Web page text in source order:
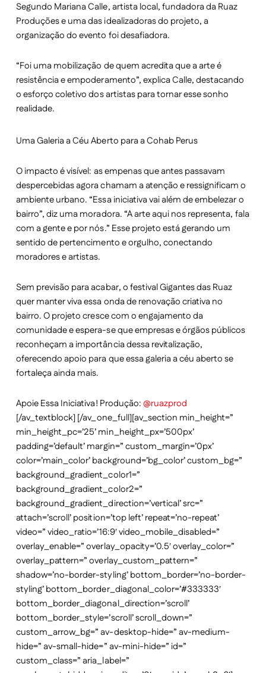
Segundo Mariana Calle, artista local, fundadora da Ruaz
Produções e uma das idealizadoras do projeto, a
organização do evento foi desafiadora.
“Foi uma mobilização de quem acredita que a arte é
resistência e empoderamento”, explica Calle, destacando
o esforço coletivo dos artistas para tornar esse sonho
realidade.
Uma Galeria a Céu Aberto para a Cohab Perus
O impacto é visível: as empenas que antes passavam
despercebidas agora chamam a atenção e ressignificam o
ambiente urbano. “Essa iniciativa vai além de embelezar o
bairro”, diz uma moradora. “A arte aqui nos representa, fala
com a gente e por nós.” Esse projeto está gerando um
sentido de pertencimento e orgulho, conectando
moradores e artistas.
Sem previsão para acabar, o festival Gigantes das Ruaz
quer manter viva essa onda de renovação criativa no
bairro. O projeto cresce com o engajamento da
comunidade e espera-se que empresas e órgãos públicos
reconheçam a importância dessa revitalização,
oferecendo apoio para que essa galeria a céu aberto se
fortaleça ainda mais.
Apoie Essa Iniciativa! Produção:@ruazprod
[/av_textblock] [/av_one_full][av_section min_height=”
min_height_pc=’25’ min_height_px=’500px’
padding=’default’ margin=” custom_margin=’0px’
color=’main_color’ background=’bg_color’ custom_bg=”
background_gradient_color1=”
background_gradient_color2=”
background_gradient_direction=’vertical’ src=”
attach=’scroll’ position=’top left’ repeat=’no-repeat’
video=” video_ratio=’16:9′ video_mobile_disabled=”
overlay_enable=” overlay_opacity=’0.5′ overlay_color=”
overlay_pattern=” overlay_custom_pattern=”
shadow=’no-border-styling’ bottom_border=’no-border-
styling’ bottom_border_diagonal_color=’#333333′
bottom_border_diagonal_direction=’scroll’
bottom_border_style=’scroll’ scroll_down=”
custom_arrow_bg=” av-desktop-hide=” av-medium-
hide=” av-small-hide=” av-mini-hide=” id=”
custom_class=” aria_label=”